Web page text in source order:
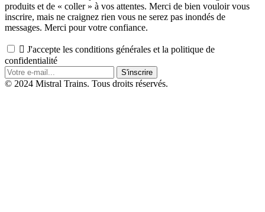
produits et de « coller » à vos attentes. Merci de bien vouloir vous
inscrire, mais ne craignez rien vous ne serez pas inondés de
messages. Merci pour votre confiance.
 J'accepte les conditions générales et la politique de
confidentialité
S'inscrire
© 2024 Mistral Trains. Tous droits réservés.